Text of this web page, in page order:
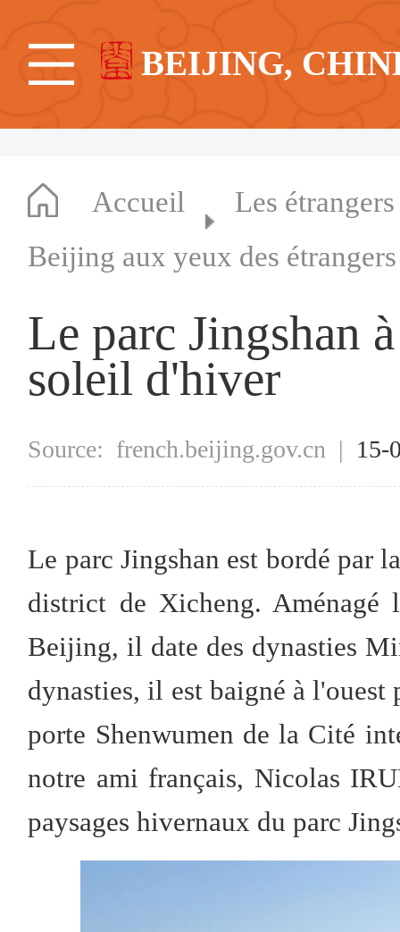
BEIJING,
Accueil
Les
Beijing aux yeux des étrangers
Le parc Jingshan
soleil d'hiver
Source: french.beijing.gov.cn |
Le parc Jingshan est bordé par
district de Xicheng.
Beijing, il date des dynasties
dynasties, il est baigné à
porte Shenwumen de la Cité
notre ami français, Nicolas
paysages hivernaux du parc